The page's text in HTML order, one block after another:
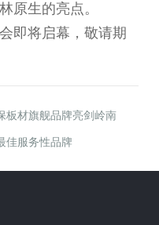
原生的亮点。
即将启幕，敬请期
板材旗舰品牌亮剑岭南
佳服务性品牌